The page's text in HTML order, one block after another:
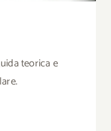
teorica e